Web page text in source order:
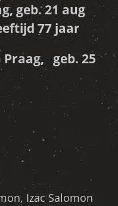
geb. 21 aug
77 jaar
Praag, geb. 25
Izac Salomon